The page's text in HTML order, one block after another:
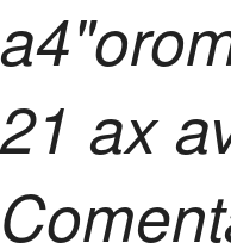
21 ax